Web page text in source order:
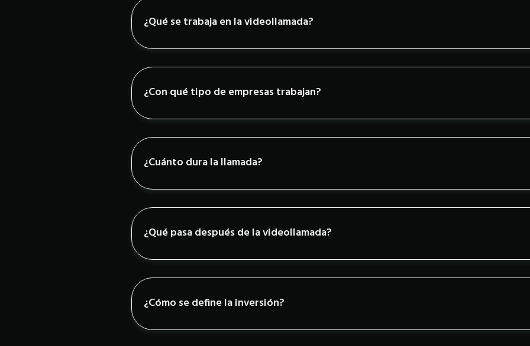
¿Qué se trabaja en la videollamada?
¿Con qué tipo de empresas trabajan?
¿Cuánto dura la llamada?
¿Qué pasa después de la videollamada?
¿Cómo se define la inversión?